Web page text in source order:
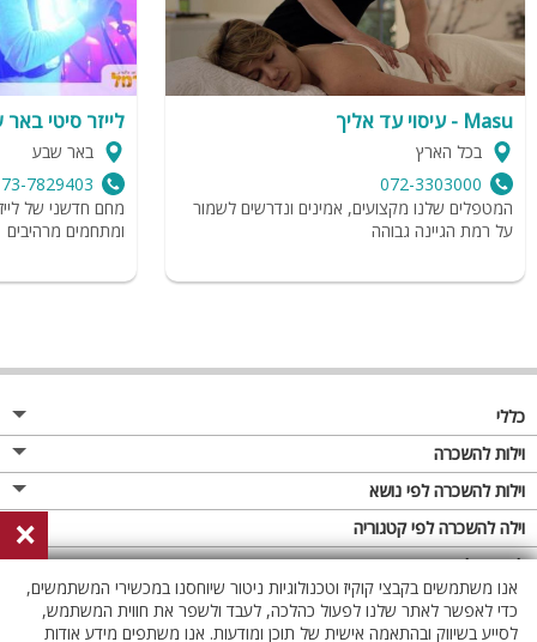
Masu - עיסוי עד אליך
בכל הארץ
072-3303000
המטפלים שלנו מקצועים, אמינים ונדרשים לשמור
על רמת הגיינה גבוהה
לייזר סיטי
באר שבע
7829403
מחם חדשני של
ומתחמים מרהיבים
כללי
מגזין
פרסום באתר
תקנון
מדיניות פרטיות
וילות להשכרה
וילות בצפון
וילות במרכז
וילות בדרום
וילות באילת
וילות בשרון
וילות להשכרה לפי נושא
וילה לזוגות
וילות למשפחות
וילות לציבור הדתי
אירוח דרוזי
וילה להשכרה לפי קטגוריה
וילות עם בריכה
וילה עם בריכה מחוממת
וילה עם בריכה מחוממת מקורה
לופטים להשכרה
לופט
לופטים בצפון
×
אנו משתמשים בקבצי קוקיז וטכנולוגיות ניטור שיוחסנו במכשירי המשתמשים,
כדי לאפשר לאתר שלנו לפעול כהלכה, לעבד ולשפר את חווית המשתמש,
לסייע בשיווק ובהתאמה אישית של תוכן ומודעות. אנו משתפים מידע אודות